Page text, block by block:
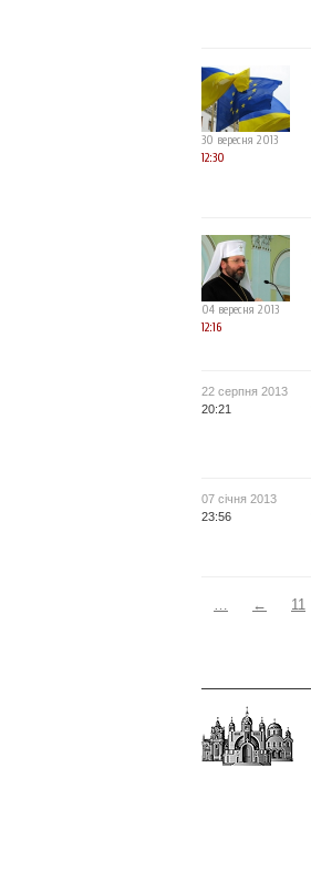
30 вересня 2013
12:30
04 вересня 2013
12:16
22 серпня 2013
20:21
07 січня 2013
23:56
… ← 11